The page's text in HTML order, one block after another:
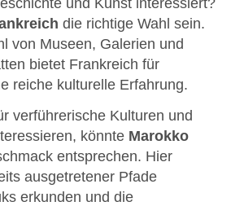
die richtige Wahl sein.
von Museen, Galerien und
bietet Frankreich für
reiche kulturelle Erfahrung.
verführerische Kulturen und
könnte Marokko
entsprechen. Hier
ausgetretener Pfade
erkunden und die